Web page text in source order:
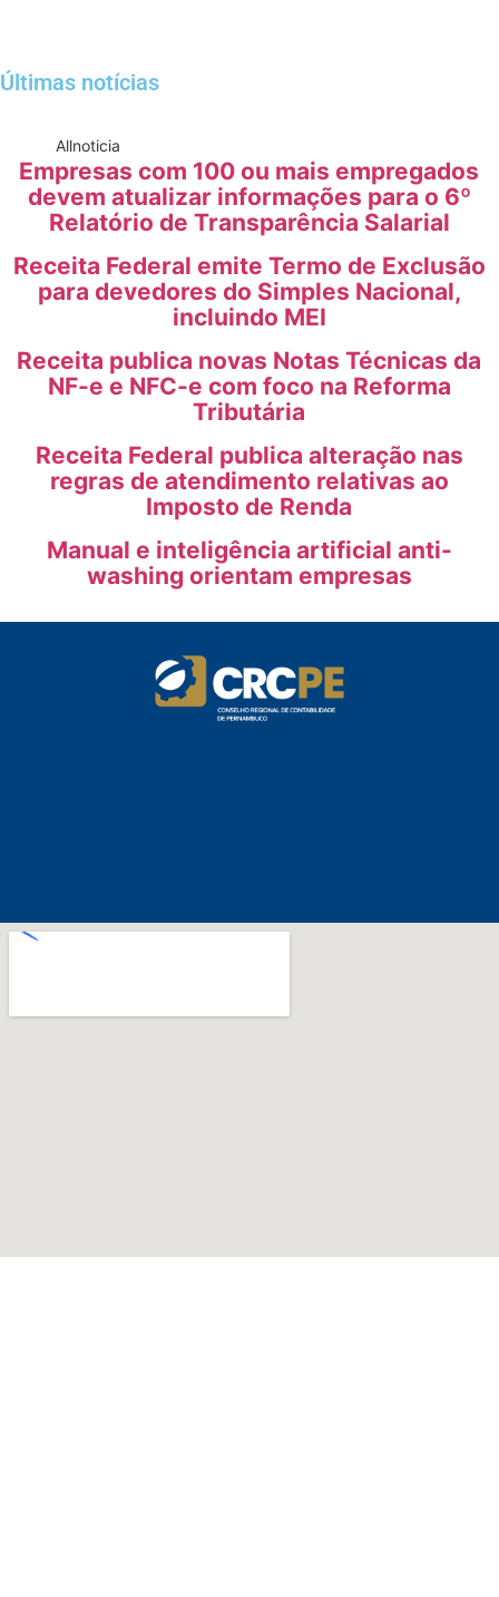
Últimas notícias
Allnoticia
Empresas com 100 ou mais empregados
devem atualizar informações para o 6º
Relatório de Transparência Salarial
Receita Federal emite Termo de Exclusão
para devedores do Simples Nacional,
incluindo MEI
Receita publica novas Notas Técnicas da
NF-e e NFC-e com foco na Reforma
Tributária
Receita Federal publica alteração nas
regras de atendimento relativas ao
Imposto de Renda
Manual e inteligência artificial anti-
washing orientam empresas